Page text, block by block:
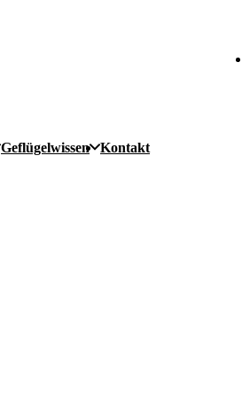
Geflügelwissen Kontakt